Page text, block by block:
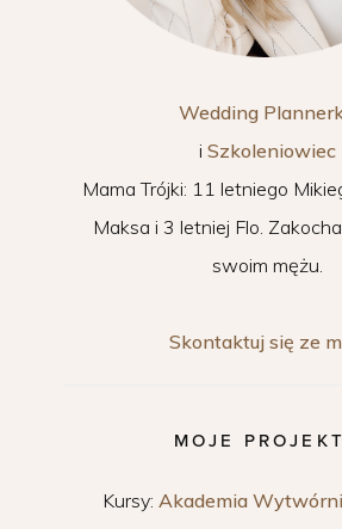
Wedding
i Szkoleniowiec
Mama Trójki: 11 letniego
Maksa i 3 letniej Flo.
swoim mężu.
Skontaktuj się ze
MOJE
Kursy: Akademia